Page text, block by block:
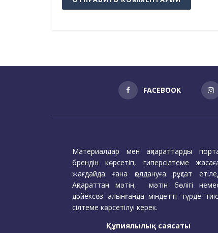
FACEBOOK
Материалдар мен ақпараттарды
брендін көрсетіп, гиперсілтеме
жағдайда ғана қолдануға рұқсат
Ақпараттан мәтін, мәтін бөлігі
дәйексөз алынғанда міндетті түрде
сілтеме көрсетілуі керек.
Құпиялылық саясаты